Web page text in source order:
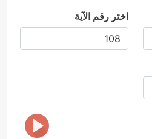
اختر رقم الآية